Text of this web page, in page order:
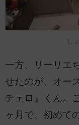
し
一方、リーリエ
せたのが、オー
チェロ』くん。
ヶ月で、初めて